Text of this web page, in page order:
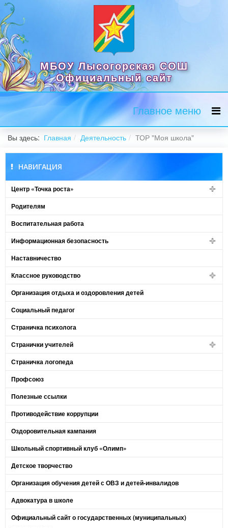
МБОУ Лысогорская СОШ
Официальный сайт
Главное меню
Вы здесь: Главная Деятельность ТОР "Моя школа"
НАВИГАЦИЯ
Центр «Точка роста»
Родителям
Воспитательная работа
Информационная безопасность
Наставничество
Классное руководство
Организация отдыха и оздоровления детей
Социальный педагог
Страничка психолога
Странички учителей
Страничка логопеда
Профсоюз
Полезные ссылки
Противодействие коррупции
Оздоровительная кампания
Школьный спортивный клуб «Олимп»
Детское творчество
Организация обучения детей с ОВЗ и детей-инвалидов
Адвокатура в школе
Официальный сайт о государственных (муниципальных)